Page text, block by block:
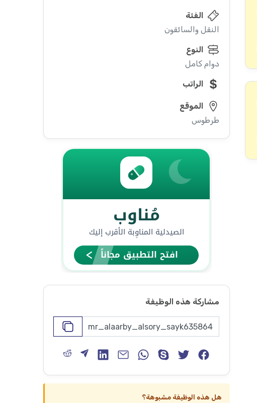
الفئة
النقل والسائقون
النوع
دوام كامل
الراتب
الموقع
طرطوس
مشاركة هذه الوظيفة
هل هذه الوظيفة مشبوهة؟